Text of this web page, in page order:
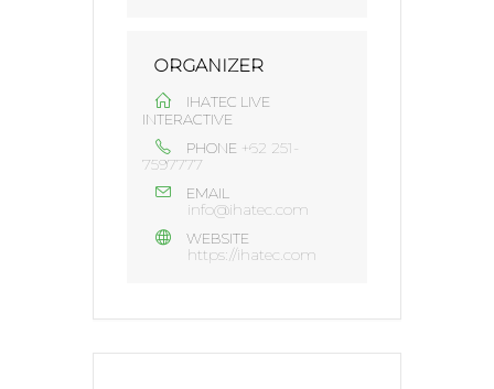
ORGANIZER
IHATEC LIVE
INTERACTIVE
PHONE +62 251-
7597777
EMAIL
info@ihatec.com
WEBSITE
https://ihatec.com